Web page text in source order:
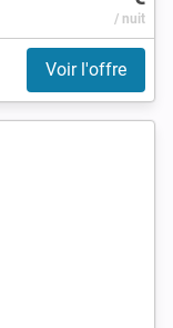
/ nuit
Voir l'offre